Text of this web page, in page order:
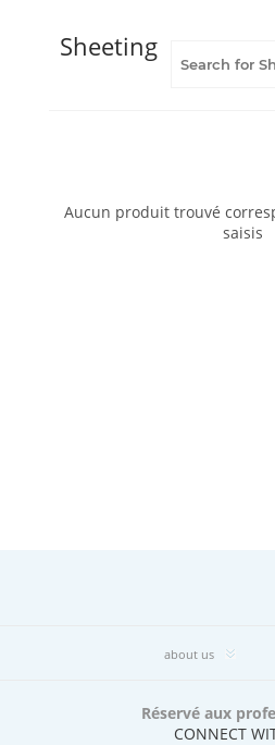
Sheeting
Aucun produit trouvé
saisis
about us
Réservé aux
CONNECT